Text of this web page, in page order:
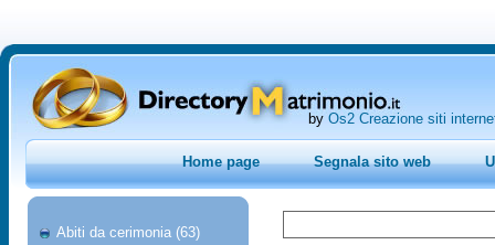
by Os2 Creazione siti
Home page Segnala sito web
Abiti da cerimonia (63)